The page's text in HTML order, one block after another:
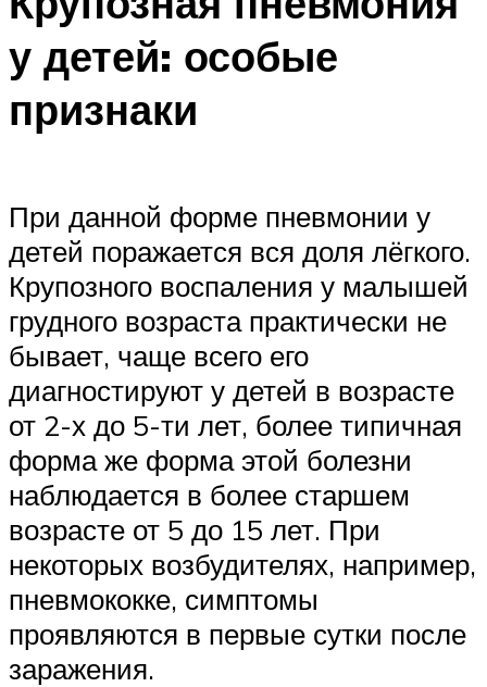
у детей: особые
признаки
При данной форме пневмонии у
детей поражается вся доля лёгкого.
Крупозного воспаления у малышей
грудного возраста практически не
бывает, чаще всего его
диагностируют у детей в возрасте
от 2-х до 5-ти лет, более типичная
форма же форма этой болезни
наблюдается в более старшем
возрасте от 5 до 15 лет. При
некоторых возбудителях, например,
пневмококке, симптомы
проявляются в первые сутки после
заражения.